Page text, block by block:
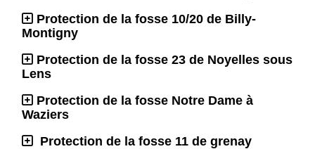
Protection de la fosse 10/20 de Billy-
Montigny
Protection de la fosse 23 de Noyelles sous
Lens
Protection de la fosse Notre Dame à
Waziers
Protection de la fosse 11 de grenay